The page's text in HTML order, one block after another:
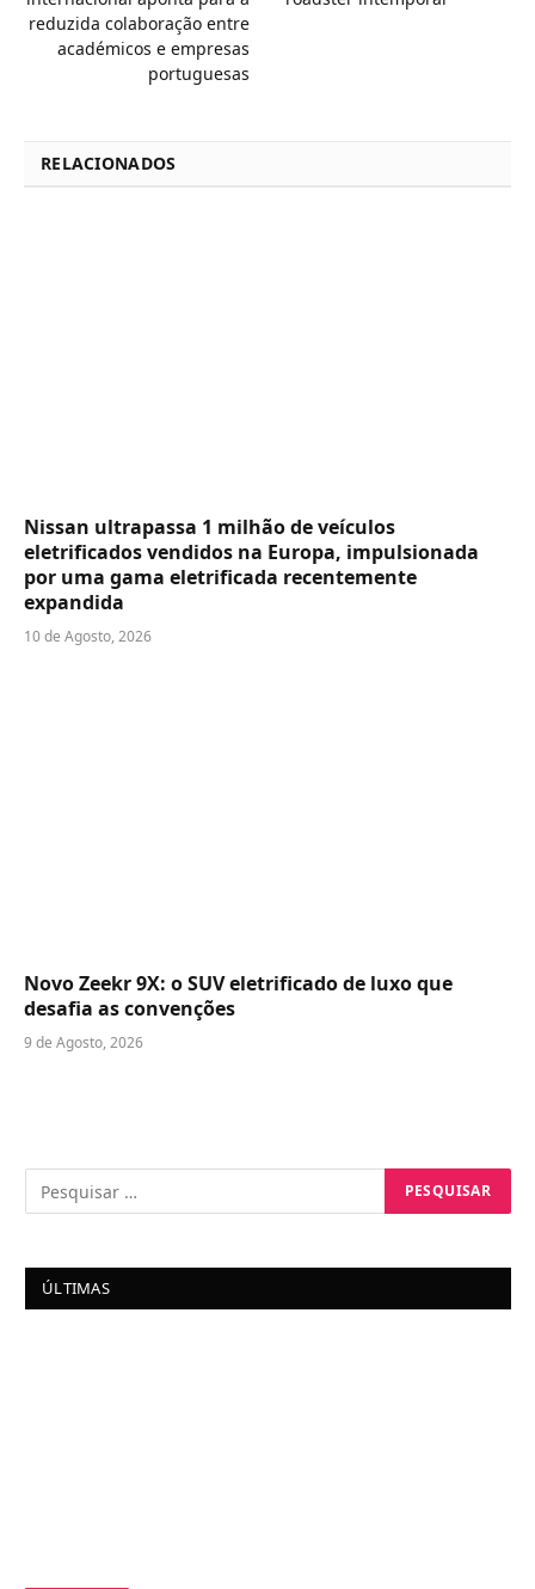
reduzida colaboração entre
académicos e empresas
portuguesas
RELACIONADOS
Nissan ultrapassa 1 milhão de veículos
eletrificados vendidos na Europa, impulsionada
por uma gama eletrificada recentemente
expandida
10 de Agosto, 2026
Novo Zeekr 9X: o SUV eletrificado de luxo que
desafia as convenções
9 de Agosto, 2026
ÚLTIMAS